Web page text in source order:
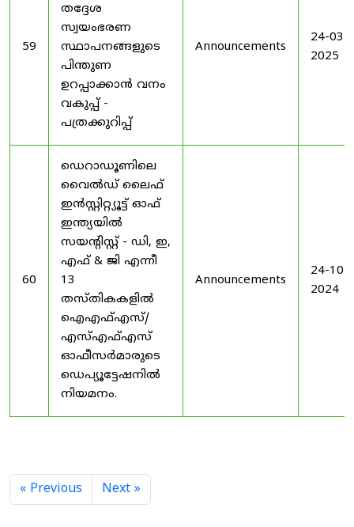
59
തദ്ദേശ
സ്വയംഭരണ
സ്ഥാപനങ്ങളുടെ
പിന്തുണ
ഉറപ്പാക്കാൻ വനം
വകുപ്പ് -
പത്രക്കുറിപ്പ്
Announcements
24-03-
2025
60
ഡെറാഡൂണിലെ
വൈൽഡ് ലൈഫ്
ഇൻസ്റ്റിറ്റ്യൂട്ട് ഓഫ്
ഇന്ത്യയിൽ
സയൻ്റിസ്റ്റ് - ഡി, ഇ,
എഫ് & ജി എന്നീ
13
തസ്തികകളിൽ
ഐഎഫ്എസ്/
എസ്എഫ്എസ്
ഓഫീസർമാരുടെ
ഡെപ്യൂട്ടേഷനിൽ
നിയമനം.
Announcements
24-10-
2024
« Previous Next »